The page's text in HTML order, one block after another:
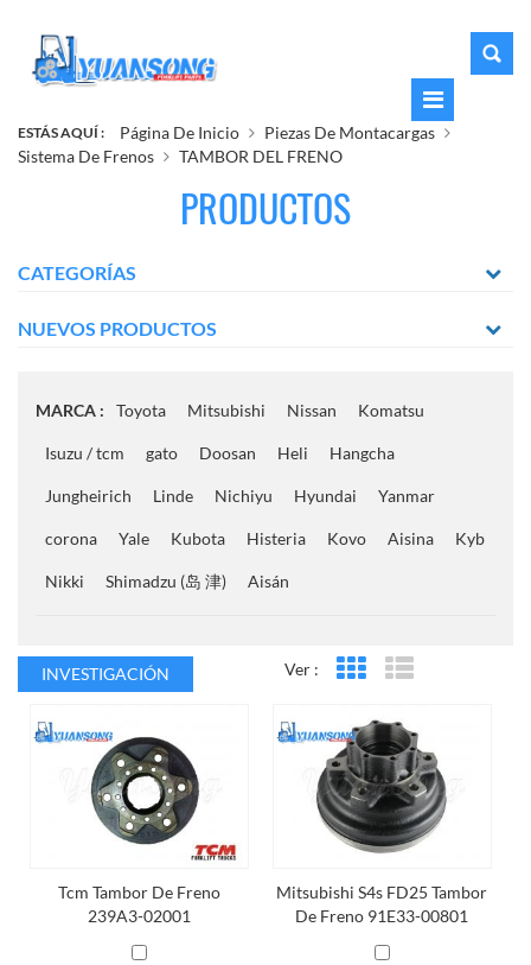
ESTÁS AQUÍ : Página De Inicio
Piezas De Montacargas
Sistema De Frenos
TAMBOR DEL FRENO
PRODUCTOS
CATEGORÍAS
NUEVOS PRODUCTOS
MARCA : Toyota Mitsubishi Nissan Komatsu
Isuzu / tcm gato Doosan Heli Hangcha
Jungheirich Linde Nichiyu Hyundai Yanmar
corona Yale Kubota Histeria Kovo Aisina Kyb
Nikki Shimadzu (岛 津) Aisán
INVESTIGACIÓN Ver : Vista en cuadrícula
Tcm Tambor De Freno
239A3-02001
Mitsubishi S4s FD25 Tambor
De Freno 91E33-00801